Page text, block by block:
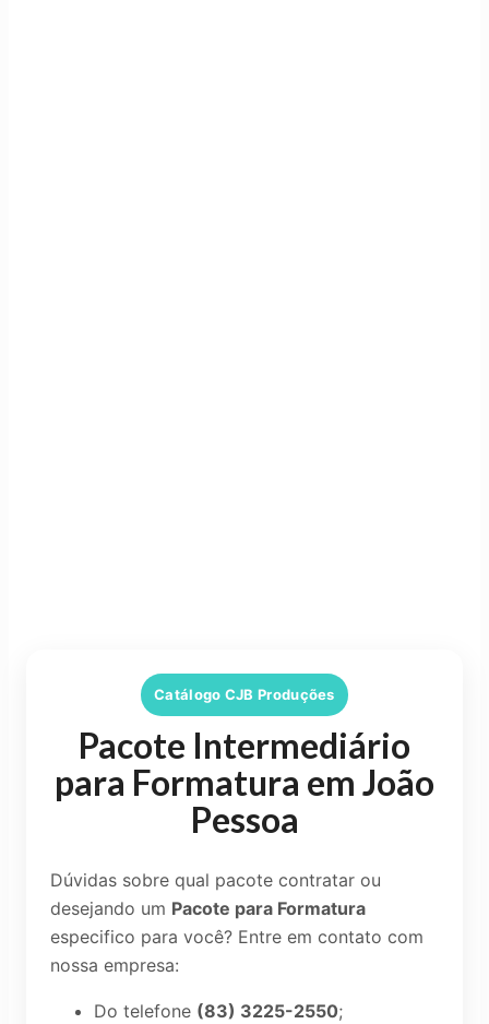
Catálogo CJB Produções
Pacote Intermediário
para Formatura em João
Pessoa
Dúvidas sobre qual pacote contratar ou
desejando um Pacote para Formatura
especifico para você? Entre em contato com
nossa empresa:
Do telefone (83) 3225-2550;